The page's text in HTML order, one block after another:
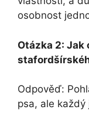
osobnost
Otázka 2:
Odpověď:
psa, ale